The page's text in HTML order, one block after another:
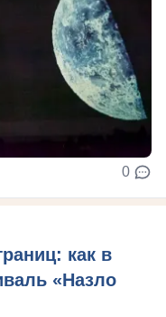
0
как в
«Назло